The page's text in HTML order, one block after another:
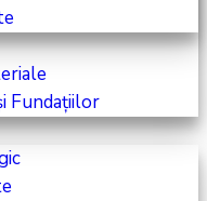
Fundațiilor